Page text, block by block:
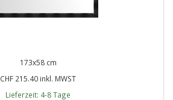
173x58 cm
CHF 215.40 inkl. MWST
Lieferzeit: 4-8 Tage